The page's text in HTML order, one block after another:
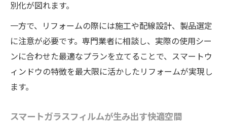
別化が図れます。
一方で、リフォームの際には施工や配線設計、製品選定
に注意が必要です。専門業者に相談し、実際の使用シー
ンに合わせた最適なプランを立てることで、スマートウ
ィンドウの特徴を最大限に活かしたリフォームが実現し
ます。
スマートガラスフィルムが生み出す快適空間